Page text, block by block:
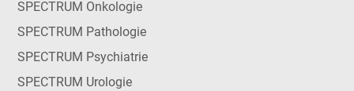
SPECTRUM Onkologie
SPECTRUM Pathologie
SPECTRUM Psychiatrie
SPECTRUM Urologie